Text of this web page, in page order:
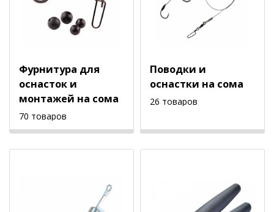
Фурнитура для
оснасток и
монтажей на сома
70 товаров
Поводки и
оснастки на сома
26 товаров